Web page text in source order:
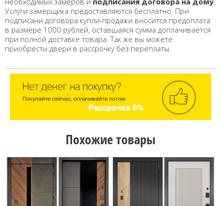
Услуги замерщика предоставляются бесплатно. При
подписани договора купли-продажи вносится предоплата
в размере 1000 рублей, оставшаяся сумма доплачивается
при полной доставке товара. Так же вы можете
приобрести двери в рассрочку без переплаты.
Похожие товары